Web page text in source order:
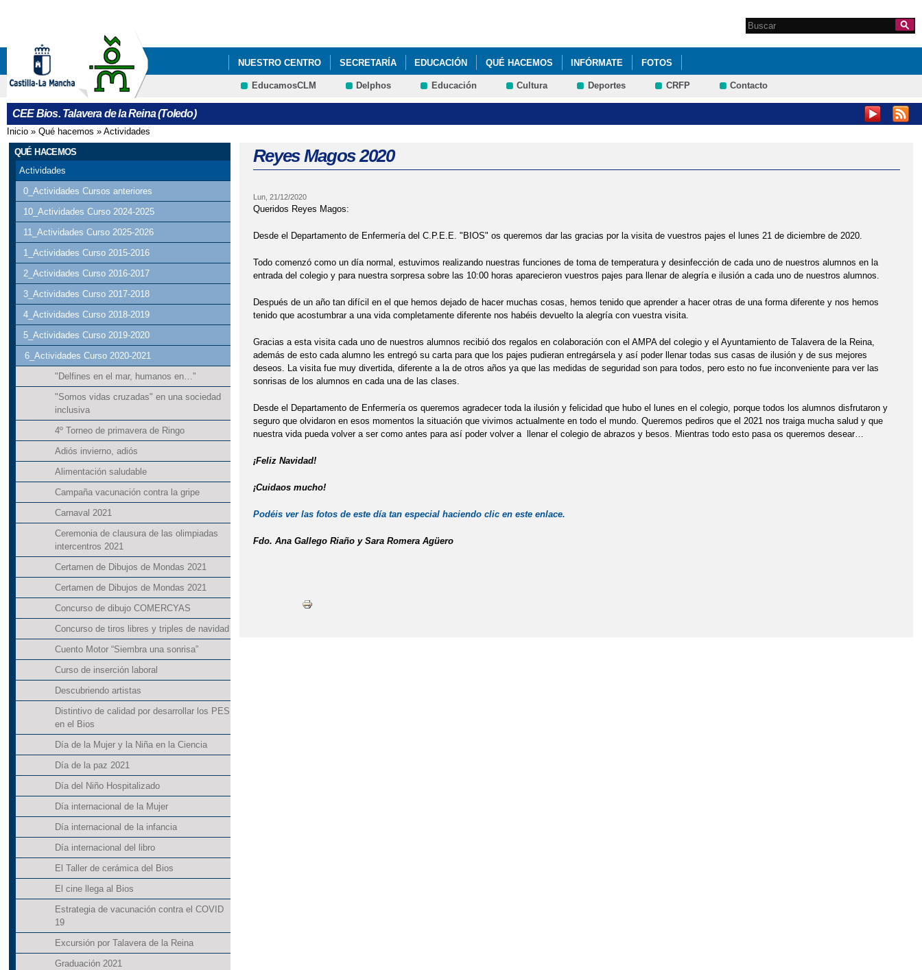
Formulario de
Search this site
NUESTRO CENTRO SECRETARÍA EDUCACIÓN QUÉ HACEMOS INFÓRMATE FOTOS
EducamosCLM Delphos Educación Cultura Deportes CRFP Contacto
CEE Bios. Talavera de la Reina (Toledo)
Se encuentra usted aquí
Inicio » Qué hacemos » Actividades
QUÉ HACEMOS
Actividades
0_Actividades Cursos anteriores
10_Actividades Curso 2024-2025
11_Actividades Curso 2025-2026
1_Actividades Curso 2015-2016
2_Actividades Curso 2016-2017
3_Actividades Curso 2017-2018
4_Actividades Curso 2018-2019
5_Actividades Curso 2019-2020
6_Actividades Curso 2020-2021
"Delfines en el mar, humanos en…"
"Somos vidas cruzadas" en una sociedad
inclusiva
4º Torneo de primavera de Ringo
Adiós invierno, adiós
Alimentación saludable
Campaña vacunación contra la gripe
Carnaval 2021
Ceremonia de clausura de las olimpiadas
intercentros 2021
Certamen de Dibujos de Mondas 2021
Certamen de Dibujos de Mondas 2021
Concurso de dibujo COMERCYAS
Concurso de tiros libres y triples de navidad
Cuento Motor “Siembra una sonrisa”
Curso de inserción laboral
Descubriendo artistas
Distintivo de calidad por desarrollar los PES
en el Bios
Día de la Mujer y la Niña en la Ciencia
Día de la paz 2021
Día del Niño Hospitalizado
Día internacional de la Mujer
Día internacional de la infancia
Día internacional del libro
El Taller de cerámica del Bios
El cine llega al Bios
Estrategia de vacunación contra el COVID
19
Excursión por Talavera de la Reina
Graduación 2021
Reyes Magos 2020
Lun, 21/12/2020
Queridos Reyes Magos:
Desde el Departamento de Enfermería del C.P.E.E. "BIOS" os queremos dar las gracias por la visita de vuestros pajes el lunes 21 de diciembre de 2020.
Todo comenzó como un día normal, estuvimos realizando nuestras funciones de toma de temperatura y desinfección de cada uno de nuestros alumnos en la
entrada del colegio y para nuestra sorpresa sobre las 10:00 horas aparecieron vuestros pajes para llenar de alegría e ilusión a cada uno de nuestros alumnos.
Después de un año tan difícil en el que hemos dejado de hacer muchas cosas, hemos tenido que aprender a hacer otras de una forma diferente y nos hemos
tenido que acostumbrar a una vida completamente diferente nos habéis devuelto la alegría con vuestra visita.
Gracias a esta visita cada uno de nuestros alumnos recibió dos regalos en colaboración con el AMPA del colegio y el Ayuntamiento de Talavera de la Reina,
además de esto cada alumno les entregó su carta para que los pajes pudieran entregársela y así poder llenar todas sus casas de ilusión y de sus mejores
deseos. La visita fue muy divertida, diferente a la de otros años ya que las medidas de seguridad son para todos, pero esto no fue inconveniente para ver las
sonrisas de los alumnos en cada una de las clases.
Desde el Departamento de Enfermería os queremos agradecer toda la ilusión y felicidad que hubo el lunes en el colegio, porque todos los alumnos disfrutaron y
seguro que olvidaron en esos momentos la situación que vivimos actualmente en todo el mundo. Queremos pediros que el 2021 nos traiga mucha salud y que
nuestra vida pueda volver a ser como antes para así poder volver a llenar el colegio de abrazos y besos. Mientras todo esto pasa os queremos desear…
¡Feliz Navidad!
¡Cuidaos mucho!
Podéis ver las fotos de este día tan especial haciendo clic en este enlace.
Fdo. Ana Gallego Riaño y Sara Romera Agüero